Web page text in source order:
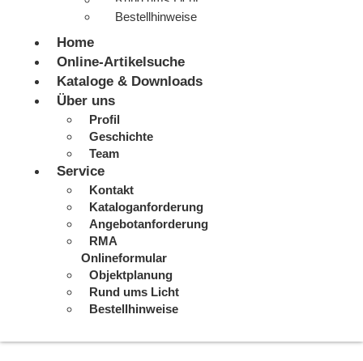
Bestellhinweise
Home
Online-Artikelsuche
Kataloge & Downloads
Über uns
Profil
Geschichte
Team
Service
Kontakt
Kataloganforderung
Angebotanforderung
RMA
Onlineformular
Objektplanung
Rund ums Licht
Bestellhinweise